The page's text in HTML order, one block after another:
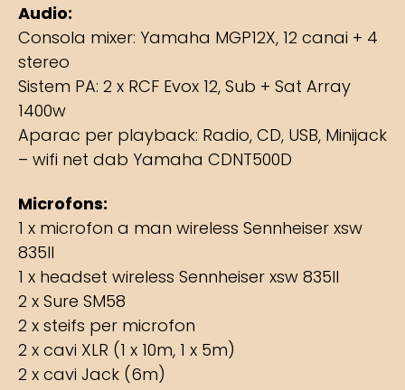
Audio:
Consola mixer: Yamaha MGP12X, 12 canai + 4
stereo
Sistem PA: 2 x RCF Evox 12, Sub + Sat Array
1400w
Aparac per playback: Radio, CD, USB, Minijack
– wifi net dab Yamaha CDNT500D
Microfons:
1 x microfon a man wireless Sennheiser xsw
835II
1 x headset wireless Sennheiser xsw 835II
2 x Sure SM58
2 x steifs per microfon
2 x cavi XLR (1 x 10m, 1 x 5m)
2 x cavi Jack (6m)